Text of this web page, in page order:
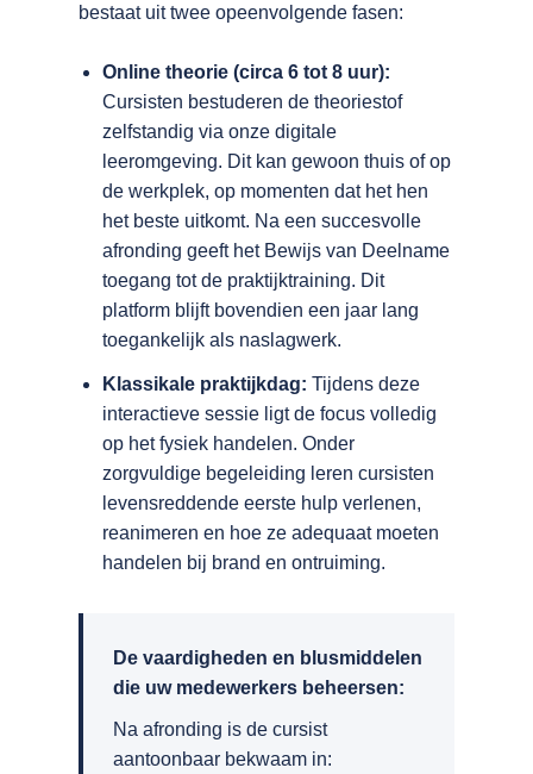
bestaat uit twee opeenvolgende fasen:
Online theorie (circa 6 tot 8 uur):
Cursisten bestuderen de theoriestof
zelfstandig via onze digitale
leeromgeving. Dit kan gewoon thuis of op
de werkplek, op momenten dat het hen
het beste uitkomt. Na een succesvolle
afronding geeft het Bewijs van Deelname
toegang tot de praktijktraining. Dit
platform blijft bovendien een jaar lang
toegankelijk als naslagwerk.
Klassikale praktijkdag: Tijdens deze
interactieve sessie ligt de focus volledig
op het fysiek handelen. Onder
zorgvuldige begeleiding leren cursisten
levensreddende eerste hulp verlenen,
reanimeren en hoe ze adequaat moeten
handelen bij brand en ontruiming.
De vaardigheden en blusmiddelen
die uw medewerkers beheersen:
Na afronding is de cursist
aantoonbaar bekwaam in: